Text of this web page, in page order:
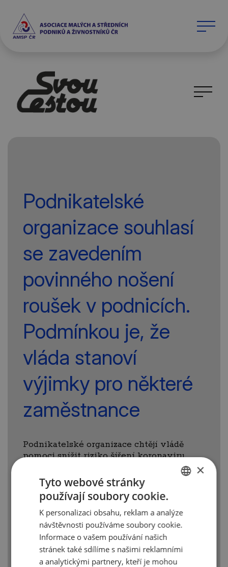
Podnikatelské
organizace souhlasí
se zavedením
povinného nošení
roušek v podnicích.
Podmínkou je, že
vláda stanoví
výjimky pro některé
zaměstnance
Podnikatelské organizace chtějí vládě
pomoci snížit riziko šíření koronaviru
ve firmách, a proto souhlasí se zavedením
povinnosti nošení roušek v podnicích.
Podmínkou je, že vláda stanoví rozumné
výjimky pro některé zaměstnance, kteří
pracují ve ztížených podmínkách nebo
na home office. Největší podnikatelské
organizace, jejichž členové zaměstnávají
většinu zaměstnanců v zemi, se o tom
dohodly dnes v noci.
ENGLISH
×
Tyto webové stránky
používají soubory cookie.
K personalizaci obsahu, reklam a analýze
návštěvnosti používáme soubory cookie.
Informace o vašem používání našich
stránek také sdílíme s našimi reklamními
a analytickými partnery, kteří je mohou